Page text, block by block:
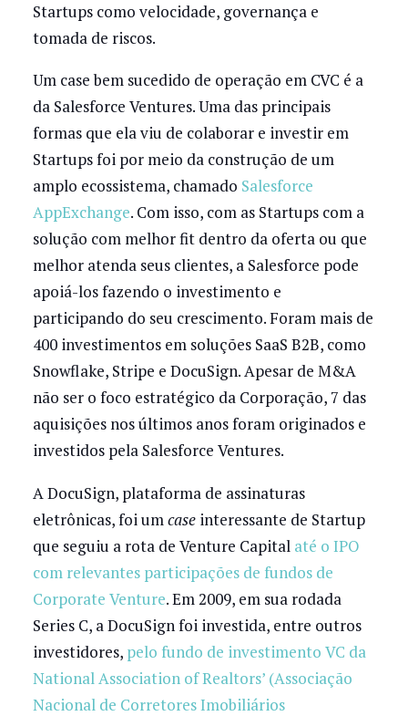
Startups como velocidade, governança e
tomada de riscos.
Um case bem sucedido de operação em CVC é a
da Salesforce Ventures. Uma das principais
formas que ela viu de colaborar e investir em
Startups foi por meio da construção de um
amplo ecossistema, chamado Salesforce
AppExchange. Com isso, com as Startups com a
solução com melhor fit dentro da oferta ou que
melhor atenda seus clientes, a Salesforce pode
apoiá-los fazendo o investimento e
participando do seu crescimento. Foram mais de
400 investimentos em soluções SaaS B2B, como
Snowflake, Stripe e DocuSign. Apesar de M&A
não ser o foco estratégico da Corporação, 7 das
aquisições nos últimos anos foram originados e
investidos pela Salesforce Ventures.
A DocuSign, plataforma de assinaturas
eletrônicas, foi um caseinteressante de Startup
que seguiu a rota de Venture Capital até o IPO
com relevantes participações de fundos de
Corporate Venture. Em 2009, em sua rodada
Series C, a DocuSign foi investida, entre outros
investidores, pelo fundo de investimento VC da
National Association of Realtors’ (Associação
Nacional de Corretores Imobiliários